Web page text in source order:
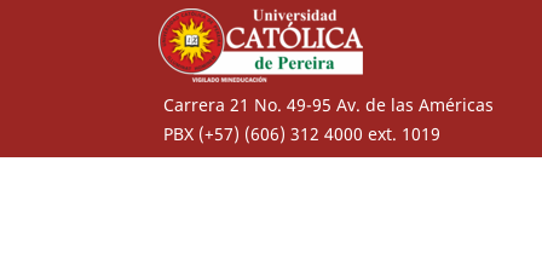
Carrera 21 No. 49-95 Av. de las Américas
PBX (+57) (606) 312 4000 ext. 1019